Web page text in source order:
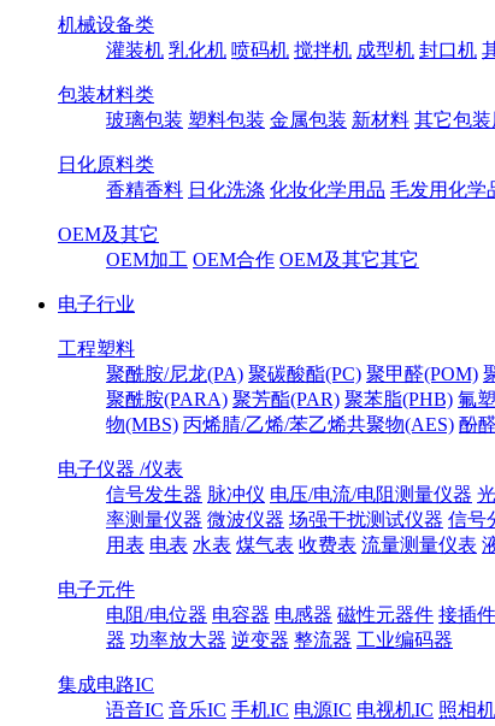
机械设备类
灌装机 乳化机 喷码机 搅拌机 成型机 封口机
包装材料类
玻璃包装 塑料包装 金属包装 新材料 其它包
日化原料类
香精香料 日化洗涤 化妆化学用品 毛发用化学
OEM及其它
OEM加工 OEM合作 OEM及其它其它
电子行业
工程塑料
聚酰胺/尼龙(PA) 聚碳酸酯(PC) 聚甲醛(POM)
聚酰胺(PARA) 聚芳酯(PAR) 聚苯脂(PHB) 氟
物(MBS) 丙烯腈/乙烯/苯乙烯共聚物(AES) 酚
电子仪器 /仪表
信号发生器 脉冲仪 电压/电流/电阻测量仪器
率测量仪器 微波仪器 场强干扰测试仪器 信号
用表 电表 水表 煤气表 收费表 流量测量仪表
电子元件
电阻/电位器 电容器 电感器 磁性元器件 接插
器 功率放大器 逆变器 整流器 工业编码器
集成电路IC
语音IC 音乐IC 手机IC 电源IC 电视机IC 照相